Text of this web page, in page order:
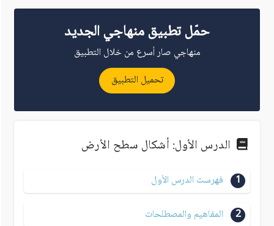
حمّل تطبيق منهاجي الجديد
منهاجي صار أسرع من خلال التطبيق
تحميل التطبيق
الدرس الأول: أشكال سطح الأرض
1 فهرست الدرس الأول
2 المفاهيم والمصطلحات